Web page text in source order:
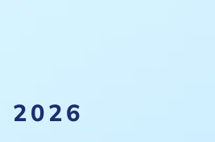
2026